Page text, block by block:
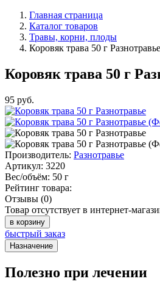
Главная страница
Каталог товаров
Травы, корни, плоды
Коровяк трава 50 г Разнотравье
Коровяк трава 50 г
95 руб.
Производитель: Разнотравье
Артикул: 3220
Вес/объём: 50 г
Рейтинг товара:
Отзывы (0)
Товар отсутствует в интернет-
в корзину
быстрый заказ
Назначение
Полезно при лечении